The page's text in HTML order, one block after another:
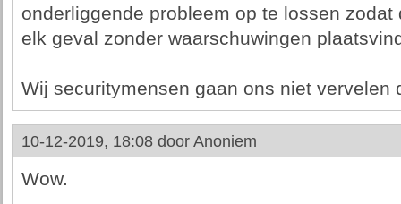
onderliggende probleem op te lossen
elk geval zonder waarschuwingen
Wij securitymensen gaan ons niet vervelen
10-12-2019, 18:08 door Anoniem
Wow.